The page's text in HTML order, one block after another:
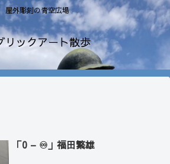
屋外彫刻の青空広場
リックアート散歩
「0 – ♾」福田繁雄